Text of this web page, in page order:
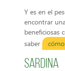
Y es en el
encontrar
beneficiosas
saber
Sardina